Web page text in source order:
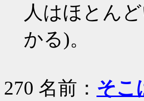
人はほとん
かる)。
270 名前： そこ